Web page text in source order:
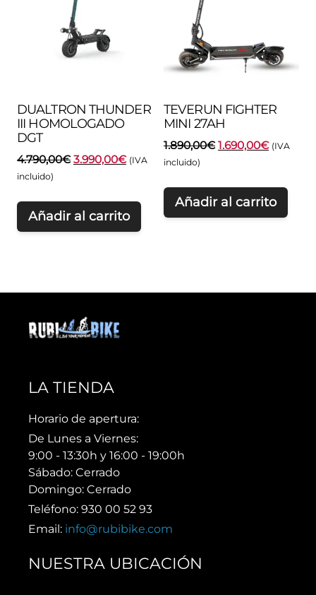
DUALTRON THUNDER
III HOMOLOGADO
DGT
4.790,00€ El
era:
4.790,00€.
3.990,00€El
es:
3.990,00€.
(IVA
incluido)
Añadir al carrito
TEVERUN FIGHTER
MINI 27AH
1.890,00€ El
era:
1.890,00€.
1.690,00€El(IVA
incluido)
Añadir al carrito
LA TIENDA
Horario de apertura:
De Lunes a Viernes:
9:00 - 13:30h y 16:00 - 19:00h
Sábado: Cerrado
Domingo: Cerrado
Teléfono: 930 00 52 93
Email: info@rubibike.com
NUESTRA UBICACIÓN